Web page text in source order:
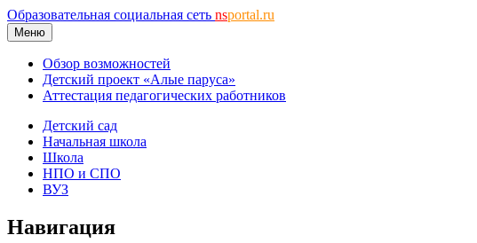
Образовательная социальная сеть nsportal.ru
Меню
Обзор возможностей
Детский проект «Алые паруса»
Аттестация педагогических работников
Детский сад
Начальная школа
Школа
НПО и СПО
ВУЗ
Навигация